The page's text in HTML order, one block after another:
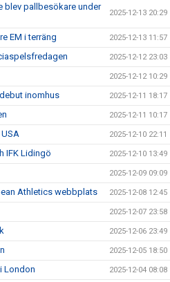
blev pallbesökare under
2025-12-13 20:29
EM i terräng 2025-12-13 11:57
2025-12-12 23:03
2025-12-12 10:29
inomhus 2025-12-11 18:17
2025-12-11 10:17
2025-12-10 22:11
IFK Lidingö 2025-12-10 13:49
2025-12-09 09:09
Athletics webbplats 2025-12-08 12:45
2025-12-07 23:58
2025-12-06 23:49
2025-12-05 18:50
London 2025-12-04 08:08